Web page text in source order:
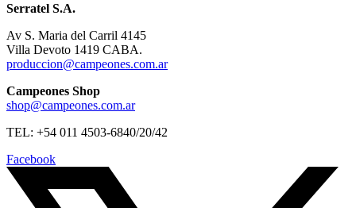
Serratel S.A.
Av S. Maria del Carril 4145
Villa Devoto 1419 CABA.
produccion@campeones.com.ar
Campeones Shop
shop@campeones.com.ar
TEL: +54 011 4503-6840/20/42
Facebook